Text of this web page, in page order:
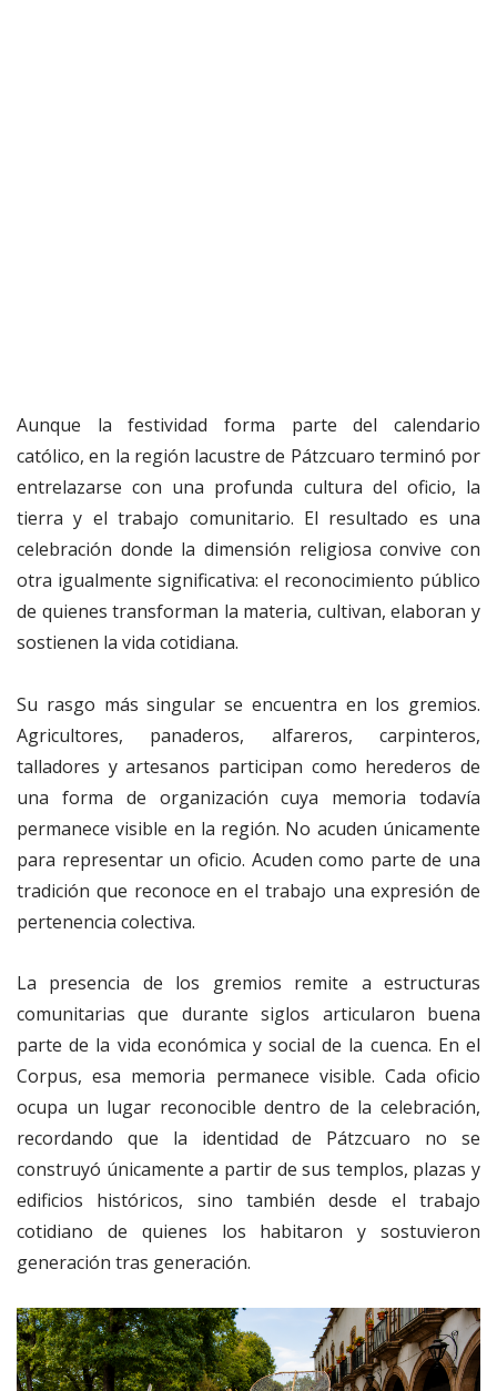
Aunque la festividad forma parte del calendario
católico, en la región lacustre de Pátzcuaro terminó por
entrelazarse con una profunda cultura del oficio, la
tierra y el trabajo comunitario. El resultado es una
celebración donde la dimensión religiosa convive con
otra igualmente significativa: el reconocimiento público
de quienes transforman la materia, cultivan, elaboran y
sostienen la vida cotidiana.
Su rasgo más singular se encuentra en los gremios.
Agricultores, panaderos, alfareros, carpinteros,
talladores y artesanos participan como herederos de
una forma de organización cuya memoria todavía
permanece visible en la región. No acuden únicamente
para representar un oficio. Acuden como parte de una
tradición que reconoce en el trabajo una expresión de
pertenencia colectiva.
La presencia de los gremios remite a estructuras
comunitarias que durante siglos articularon buena
parte de la vida económica y social de la cuenca. En el
Corpus, esa memoria permanece visible. Cada oficio
ocupa un lugar reconocible dentro de la celebración,
recordando que la identidad de Pátzcuaro no se
construyó únicamente a partir de sus templos, plazas y
edificios históricos, sino también desde el trabajo
cotidiano de quienes los habitaron y sostuvieron
generación tras generación.